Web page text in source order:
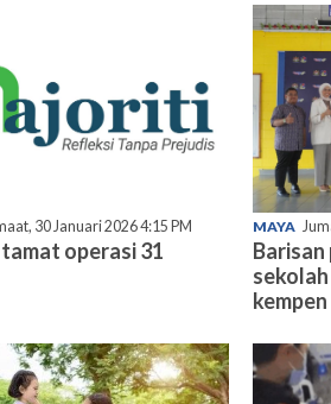
30 Januari 2026 4:15 PM
operasi 31
MAYA